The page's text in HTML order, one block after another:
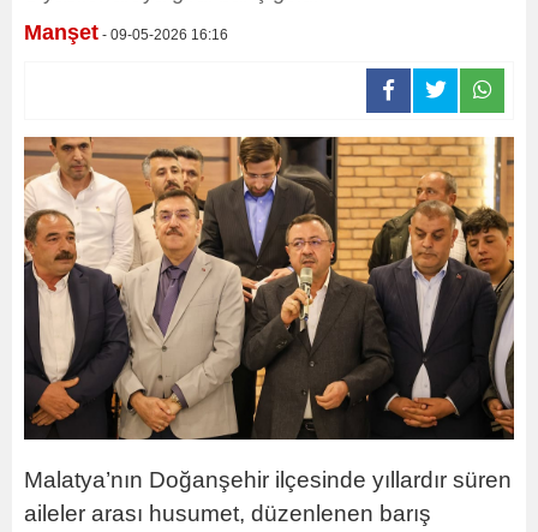
Manşet - 09-05-2026 16:16
Malatya’nın Doğanşehir ilçesinde yıllardır süren
aileler arası husumet, düzenlenen barış